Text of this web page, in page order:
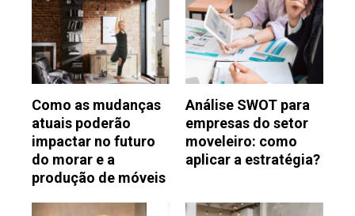
Como as mudanças
atuais poderão
impactar no futuro
do morar e a
produção de móveis
Análise SWOT para
empresas do setor
moveleiro: como
aplicar a estratégia?